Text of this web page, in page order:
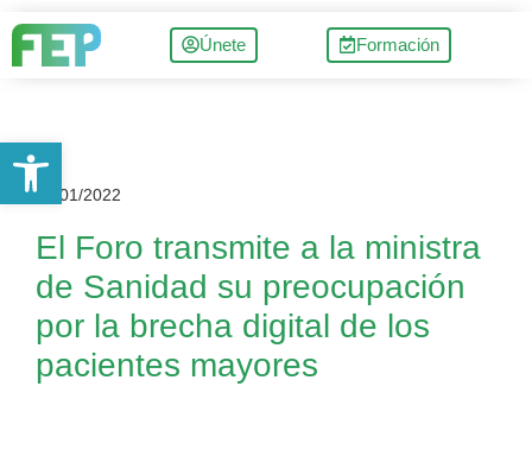
Únete Formación
27/01/2022
El Foro transmite a la ministra
de Sanidad su preocupación
por la brecha digital de los
pacientes mayores
Abrir barra de herramientas